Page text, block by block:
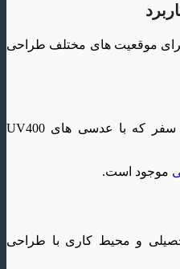
برای موقعیت های مختلف طراحی
مدلی محبوب برای فضای باز و سفر که با عدسی های UV400
موجود است.
و محیط کاری با طراحی